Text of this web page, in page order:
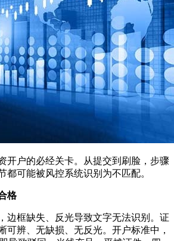
开户的必经关卡。从提交到刷脸，步骤
都可能被风控系统识别为不匹配。
格
边框缺失、反光导致文字无法识别。证
可辨、无缺损、无反光。开户标准中，